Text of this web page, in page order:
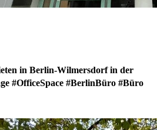
in Berlin-Wilmersdorf in der
#OfficeSpace #BerlinBüro #Büro